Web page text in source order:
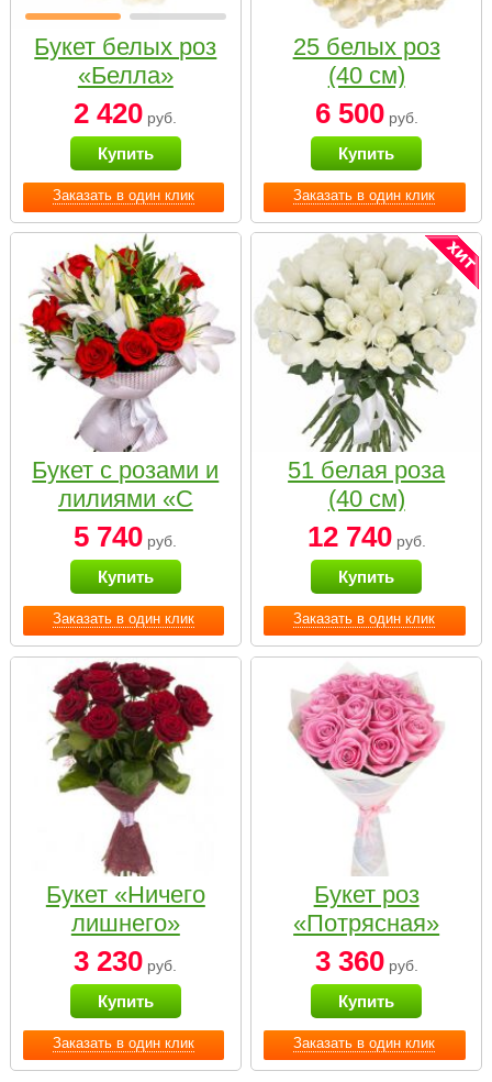
Заказать в один клик
Букет белых роз
«Белла»
2 420 руб.
Купить
Заказать в один клик
25 белых роз
(40 см)
6 500руб.
Купить
Заказать в один клик
Букет с розами и
лилиями «С
наилучшими
пожеланиями»
5 740 руб.
Купить
Заказать в один клик
51 белая роза
(40 см)
12 740руб.
Купить
Заказать в один клик
Букет «Ничего
лишнего»
3 230 руб.
Купить
Заказать в один клик
Букет роз
«Потрясная»
3 360руб.
Купить